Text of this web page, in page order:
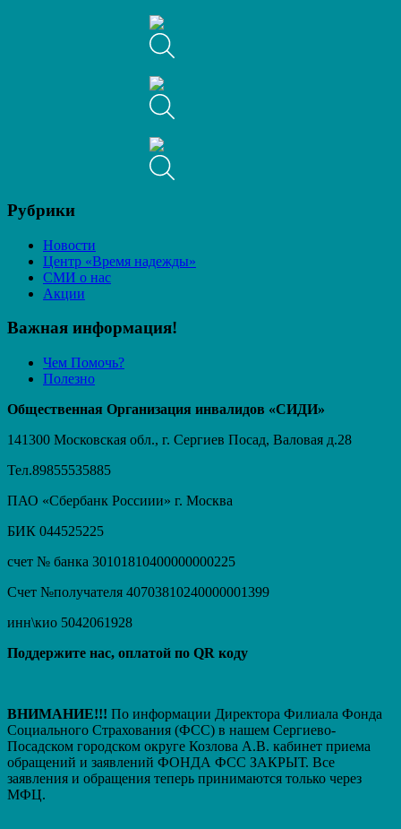
Рубрики
Новости
Центр «Время надежды»
СМИ о нас
Акции
Важная информация!
Чем Помочь?
Полезно
Общественная Организация инвалидов «СИДИ»
141300 Московская обл., г. Сергиев Посад, Валовая д.28
Тел.89855535885
ПАО «Сбербанк Россиии» г. Москва
БИК 044525225
счет № банка 30101810400000000225
Счет №получателя 40703810240000001399
инн\кио 5042061928
Поддержите нас, оплатой по QR коду
ВНИМАНИЕ!!! По информации Директора Филиала Фонда
Социального Страхования (ФСС) в нашем Сергиево-
Посадском городском округе Козлова А.В. кабинет приема
обращений и заявлений ФОНДА ФСС ЗАКРЫТ. Вcе
заявления и обращения теперь принимаются только через
МФЦ.